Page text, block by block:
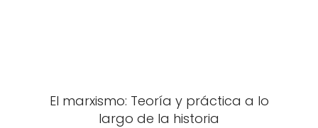
El marxismo: Teoría y práctica a lo
largo de la historia